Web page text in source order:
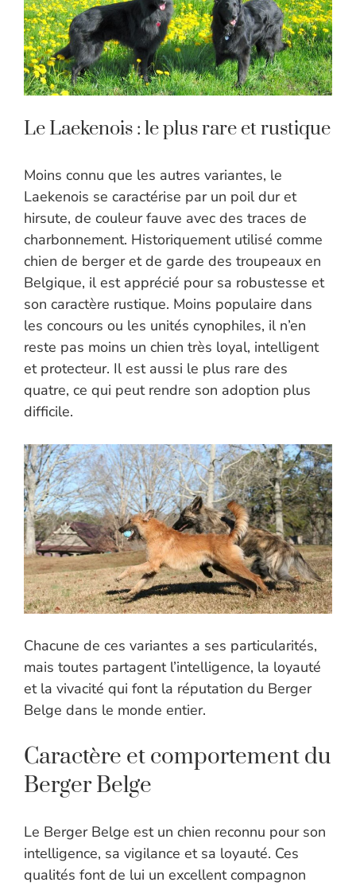
Le Laekenois : le plus rare et rustique
Moins connu que les autres variantes, le
Laekenois se caractérise par un poil dur et
hirsute, de couleur fauve avec des traces de
charbonnement. Historiquement utilisé comme
chien de berger et de garde des troupeaux en
Belgique, il est apprécié pour sa robustesse et
son caractère rustique. Moins populaire dans
les concours ou les unités cynophiles, il n’en
reste pas moins un chien très loyal, intelligent
et protecteur. Il est aussi le plus rare des
quatre, ce qui peut rendre son adoption plus
difficile.
Chacune de ces variantes a ses particularités,
mais toutes partagent l’intelligence, la loyauté
et la vivacité qui font la réputation du Berger
Belge dans le monde entier.
Caractère et comportement du
Berger Belge
Le Berger Belge est un chien reconnu pour son
intelligence, sa vigilance et sa loyauté. Ces
qualités font de lui un excellent compagnon